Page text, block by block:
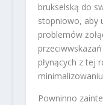
brukselską do
stopniowo, aby
problemów
płynących z tej
Powninno